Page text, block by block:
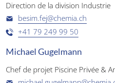
Direction de la division Industrie
besim.fej@chemia.ch
+41 79 249 99 50
Michael Gugelmann
Chef de projet Piscine Privée &